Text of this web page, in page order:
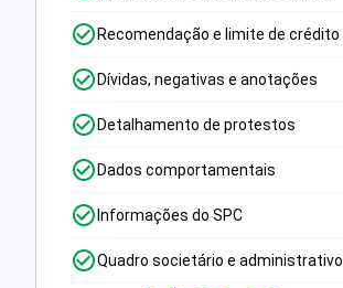
Recomendação e limite de crédito
Dívidas, negativas e anotações
Detalhamento de protestos
Dados comportamentais
Informações do SPC
Quadro societário e administrativo